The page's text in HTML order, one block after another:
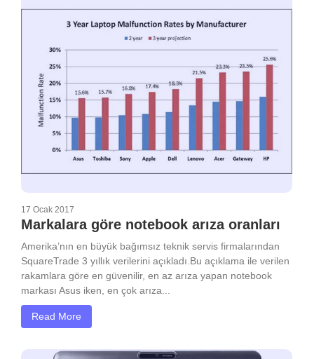
17 Ocak 2017
Markalara göre notebook arıza oranları
Amerika’nın en büyük bağımsız teknik servis firmalarından
SquareTrade 3 yıllık verilerini açıkladı.Bu açıklama ile verilen
rakamlara göre en güvenilir, en az arıza yapan notebook
markası Asus iken, en çok arıza...
Read More